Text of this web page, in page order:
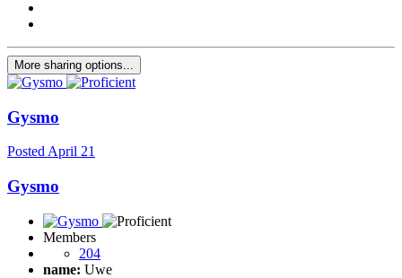
More sharing options...
Gysmo
Posted April 21
Gysmo
Members
204
name: Uwe